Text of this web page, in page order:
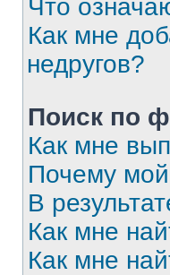
Что
Как мне
недругов?
Поиск по
Как мне
Почему мой
В
Как мне
Как мне